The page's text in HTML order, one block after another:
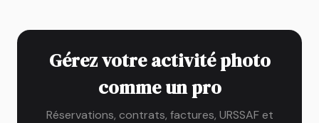
Gérez votre activité photo
comme un pro
Réservations, contrats, factures, URSSAF et